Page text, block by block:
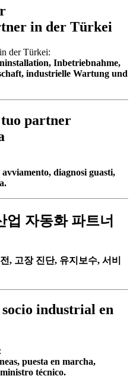
in der Türkei
der Türkei:
Inbetriebnahme,
industrielle Wartung und
partner
diagnosi guasti,
업 자동화 파트너
, 고장 진단, 유지보수, 서비
industrial en
puesta en marcha,
técnico.